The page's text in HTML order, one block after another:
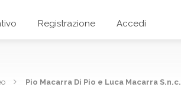
Registrazione Accedi
Pio Macarra Di Pio e Luca Macarra S.n.c.